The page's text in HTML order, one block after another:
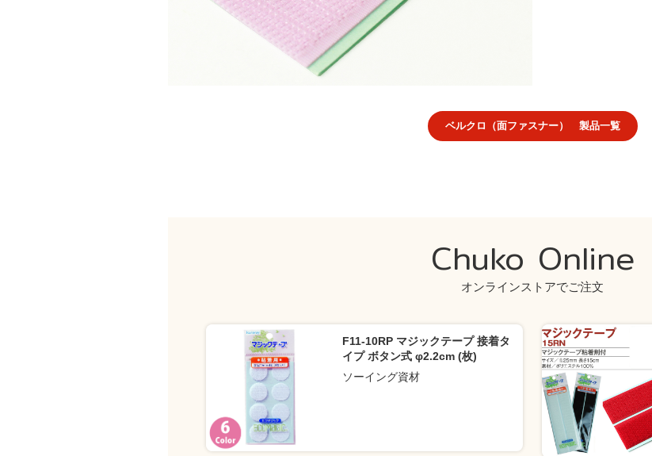
ベルクロ（面ファスナー） 製品一覧
Chuko Online
オンラインストアでご注文
F11-10RP マジックテープ 接着タ
イプ ボタン式 φ2.2cm (枚)
ソーイング資材